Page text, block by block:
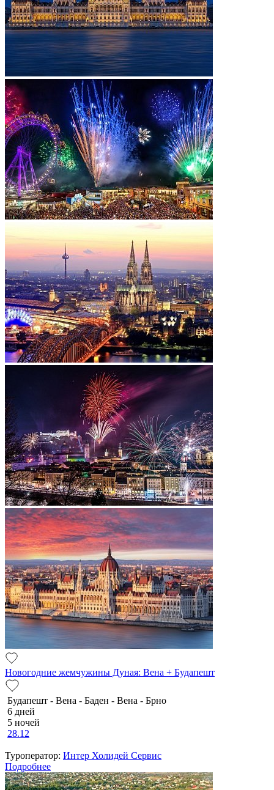
Новогодние жемчужины Дуная: Вена + Будапешт
Будапешт - Вена - Баден - Вена - Брно
6 дней
5 ночей
28.12
Туроператор: Интер Холидей Сервис
Подробнее